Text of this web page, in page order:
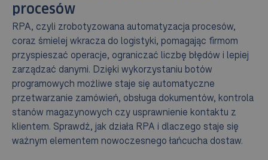
procesów
RPA, czyli zrobotyzowana automatyzacja procesów,
coraz śmielej wkracza do logistyki, pomagając firmom
przyspieszać operacje, ograniczać liczbę błędów i lepiej
zarządzać danymi. Dzięki wykorzystaniu botów
programowych możliwe staje się automatyczne
przetwarzanie zamówień, obsługa dokumentów, kontrola
stanów magazynowych czy usprawnienie kontaktu z
klientem. Sprawdź, jak działa RPA i dlaczego staje się
ważnym elementem nowoczesnego łańcucha dostaw.